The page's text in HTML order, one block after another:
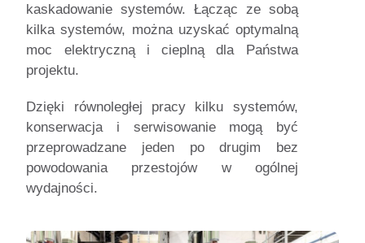
kaskadowanie systemów. Łącząc ze sobą
kilka systemów, można uzyskać optymalną
moc elektryczną i cieplną dla Państwa
projektu.
Dzięki równoległej pracy kilku systemów,
konserwacja i serwisowanie mogą być
przeprowadzane jeden po drugim bez
powodowania przestojów w ogólnej
wydajności.